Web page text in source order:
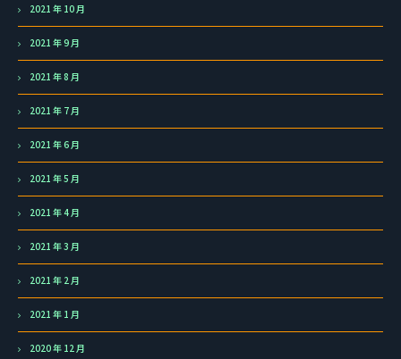
2021 年 10 月
2021 年 9 月
2021 年 8 月
2021 年 7 月
2021 年 6 月
2021 年 5 月
2021 年 4 月
2021 年 3 月
2021 年 2 月
2021 年 1 月
2020 年 12 月